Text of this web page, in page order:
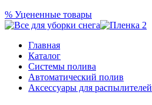
% Уцененные товары
Главная
Каталог
Системы полива
Автоматический полив
Аксессуары для распылителей